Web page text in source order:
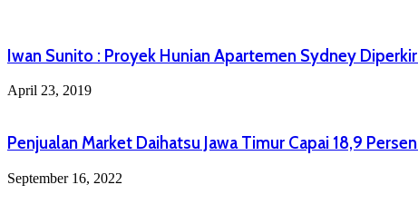
Iwan Sunito : Proyek Hunian Apartemen Sydney
April 23, 2019
Penjualan Market Daihatsu Jawa Timur Capai 18,9
September 16, 2022